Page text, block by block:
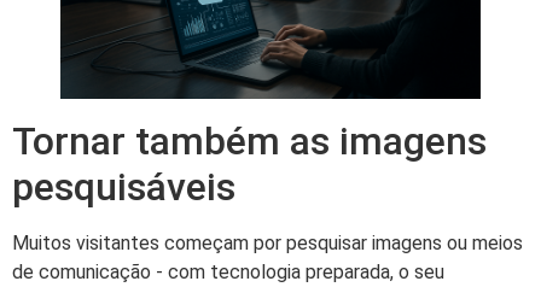
Tornar também as imagens
pesquisáveis
Muitos visitantes começam por pesquisar imagens ou meios
de comunicação - com tecnologia preparada, o seu